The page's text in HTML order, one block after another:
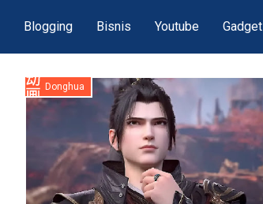
Blogging Bisnis Youtube Gadget
Donghua